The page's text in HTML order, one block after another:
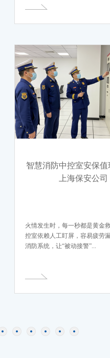
智慧消防中控室安保值
上海保安公司
火情发生时，每一秒都是黄金
控室依赖人工盯屏，容易疲劳
消防系统，让“被动接警”...